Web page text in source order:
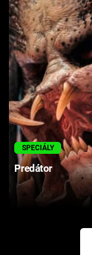
SPECIÁLY
Predátor